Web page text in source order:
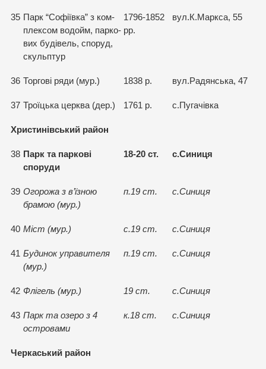
35 Парк “Софiївка” з ком-
плексом водойм, парко-
вих будiвель, cпоруд,
скульптур
1796-1852
рр.
вул.К.Маркса, 55
36 Торговi ряди (мур.) 1838 р. вул.Радянська, 47
37 Троїцька церква (дер.) 1761 р. с.Пугачiвка
Христинівський район
38 Парк та парковi
споруди
18-20 ст. с.Синиця
39 Огорожа з в’їзною
брамою (мур.)
п.19 ст. с.Синиця
40 Мiст (мур.) с.19 ст. с.Синиця
41 Будинок управителя
(мур.)
п.19 ст. с.Синиця
42 Флiгель (мур.) 19 ст. с.Синиця
43 Парк та озеро з 4
островами
к.18 ст. с.Синиця
Черкаський район